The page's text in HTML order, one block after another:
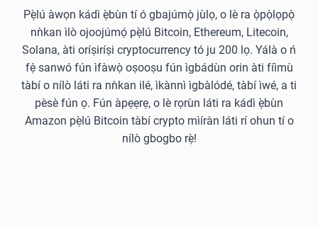
Pẹ̀lú àwọn kádì ẹ̀bùn tí ó gbajúmọ̀ jùlọ, o lè ra ọ̀pọ̀lọpọ̀
nǹkan ìlò ojoojúmọ́ pẹ̀lú Bitcoin, Ethereum, Litecoin,
Solana, àti oríṣiríṣi cryptocurrency tó ju 200 lọ. Yálà o ń
fẹ́ sanwó fún ìfàwọ̀ oṣooṣu fún ìgbádùn orin àti fíìmù
tàbí o nílò láti ra nǹkan ilé, ìkànnì ìgbàlódé, tàbí ìwé, a ti
pèsè fún ọ. Fún àpẹẹrẹ, o lè rọrùn láti ra kádì ẹ̀bùn
Amazon pẹ̀lú Bitcoin tàbí crypto mìíràn láti rí ohun tí o
nílò gbogbo rẹ̀!